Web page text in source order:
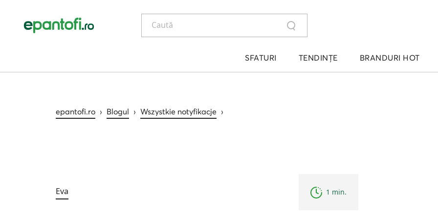
Caută
SFATURI TENDINȚE BRANDURI HOT
epantofi.ro › Blogul › Wszystkie notyfikacje ›
Eva 1 min.